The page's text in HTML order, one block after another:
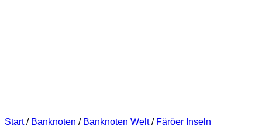
Start / Banknoten / Banknoten Welt / Färöer Inseln